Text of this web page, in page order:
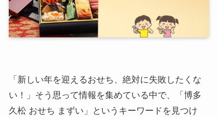
「新しい年を迎えるおせち、絶対に失敗したくな
い！」そう思って情報を集めている中で、「博多
久松 おせち まずい」というキーワードを見つけ